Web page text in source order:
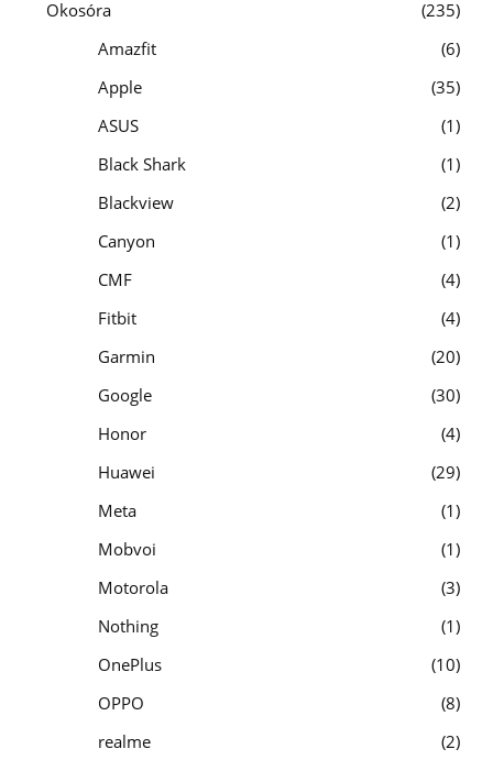
Okosóra
235
Amazfit
6
Apple
35
ASUS
1
Black Shark
1
Blackview
2
Canyon
1
CMF
4
Fitbit
4
Garmin
20
Google
30
Honor
4
Huawei
29
Meta
1
Mobvoi
1
Motorola
3
Nothing
1
OnePlus
10
OPPO
8
realme
2